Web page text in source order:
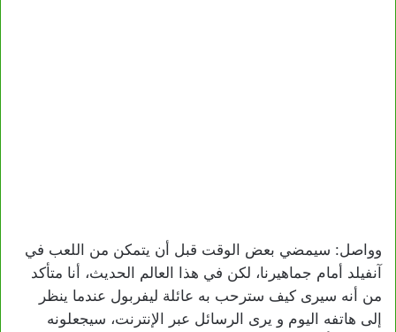
وواصل: سيمضي بعض الوقت قبل أن يتمكن من اللعب في
آنفيلد أمام جماهيرنا، لكن في هذا العالم الحديث، أنا متأكد
من أنه سيرى كيف سترحب به عائلة ليفربول عندما ينظر
إلى هاتفه اليوم و يرى الرسائل عبر الإنترنت، سيجعلونه